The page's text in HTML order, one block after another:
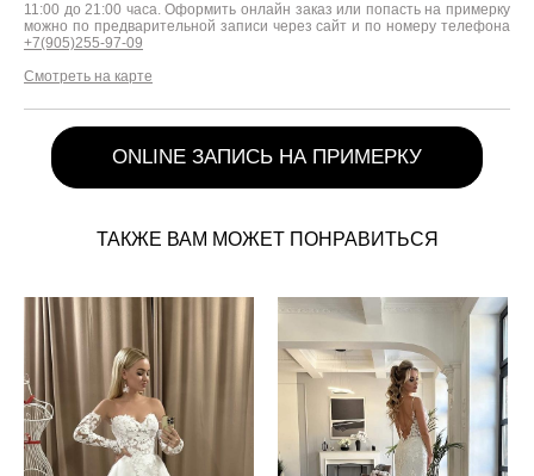
11:00 до 21:00 часа. Оформить онлайн заказ или попасть на примерку
можно по предварительной записи через сайт и по номеру телефона
+7(905)255-97-09
Смотреть на карте
ONLINE ЗАПИСЬ НА ПРИМЕРКУ
ТАКЖЕ ВАМ МОЖЕТ ПОНРАВИТЬСЯ